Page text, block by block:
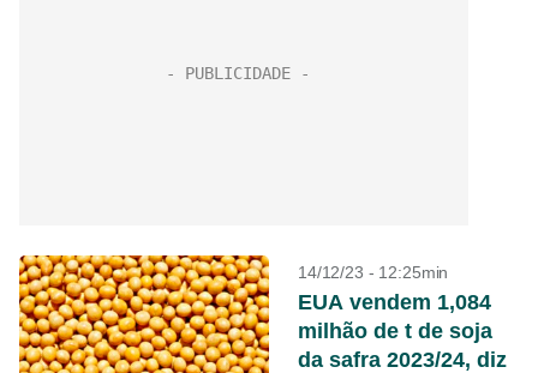
14/12/23 - 12:25min
EUA vendem 1,084
milhão de t de soja
da safra 2023/24, diz